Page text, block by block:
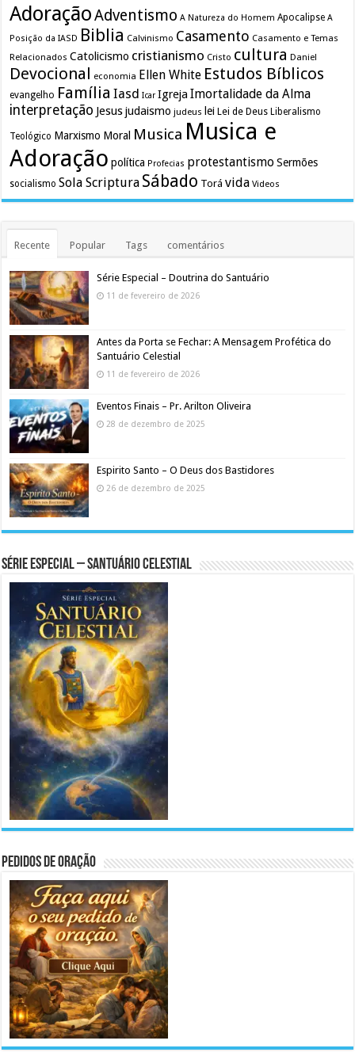
AdoraçãoAdventismo A Natureza do Homem Apocalipse A
Posição da IASD Biblia Calvinismo Casamento Casamento e Temas
Relacionados Catolicismo cristianismo Cristo cultura Daniel
Devocional economia Ellen White Estudos Bíblicos
evangelho Família Iasd Icar Igreja Imortalidade da Alma
interpretação Jesusjudaismo judeus lei Lei de Deus Liberalismo
Teológico Marxismo Moral Musica Musica e
Adoração política Profecias protestantismo Sermões
socialismo Sola Scriptura Sábado Torá vida Videos
Recente Popular Tags comentários
Série Especial – Doutrina do Santuário
11 de fevereiro de 2026
Antes da Porta se Fechar: A Mensagem Profética do
Santuário Celestial
11 de fevereiro de 2026
Eventos Finais – Pr. Arilton Oliveira
28 de dezembro de 2025
Espirito Santo – O Deus dos Bastidores
26 de dezembro de 2025
Série Especial – Santuário Celestial
Pedidos de Oração